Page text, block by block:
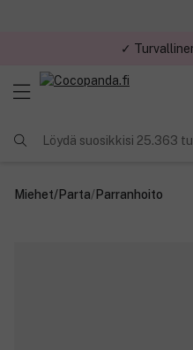
✓
Löydä suosikkisi 25.363
Miehet/Parta/Parranhoito